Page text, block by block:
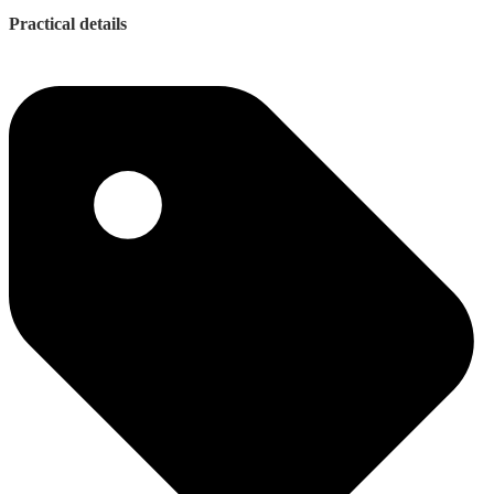
Practical details